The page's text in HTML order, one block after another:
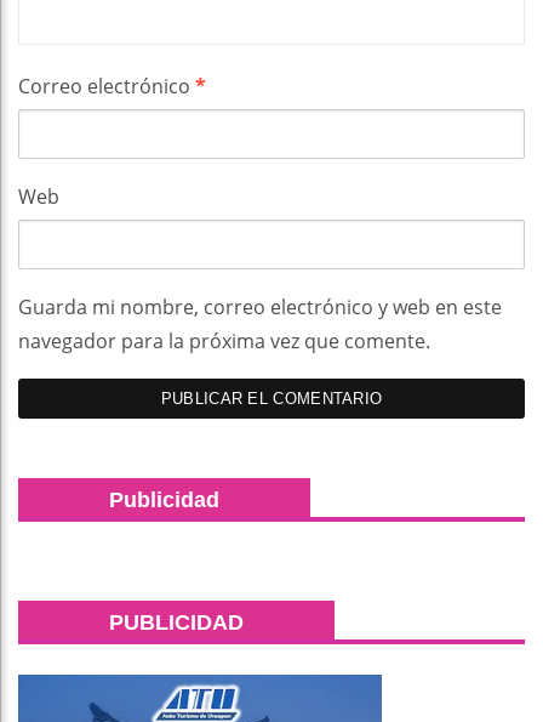
Correo electrónico *
Web
Guarda mi nombre, correo electrónico y web en este
navegador para la próxima vez que comente.
Publicidad
PUBLICIDAD